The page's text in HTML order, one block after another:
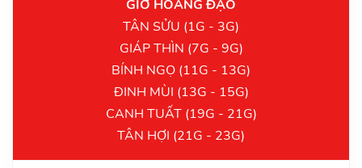
GIỜ HOÀNG ĐẠO
TÂN SỬU (1G - 3G)
GIÁP THÌN (7G - 9G)
BÍNH NGỌ (11G - 13G)
ĐINH MÙI (13G - 15G)
CANH TUẤT (19G - 21G)
TÂN HỢI (21G - 23G)